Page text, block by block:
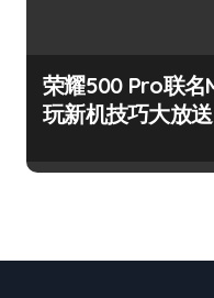
荣耀500 Pro联名
玩新机技巧大放送